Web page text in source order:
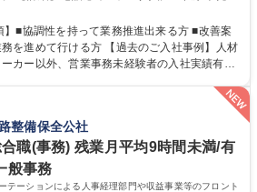
対応・営業所内で発生する事務業務や業務改
が可能です。業務システムがきちんと構築さ
事に慣れることができる環境です。また、
め、安心して業務に取り組んでいただけます。
】営業事務 ※未経験可
】■協調性を持って業務推進出来る方 ■改善案
を進めて行ける方 【過去のご入社事例】人材
カー以外、営業事務未経験者の入社実績有
価値向上に貢献します。ベースの定型業務に加
合わせ、能動的なサポート、改善の動きも期
ャリストとして、チームに貢献し、結果的に
ることができます。平均19:30の退勤以降の業
り、メリハリのある働き方となります。 学
高専 短大 語学力： 資格：
整備保全公社
合職(事務) 残業月平均9時間未満/有
般事務
テーションによる人事経理部門や収益事業等のフロント